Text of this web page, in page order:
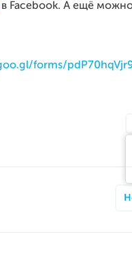
в Facebook. А ещё
forms/